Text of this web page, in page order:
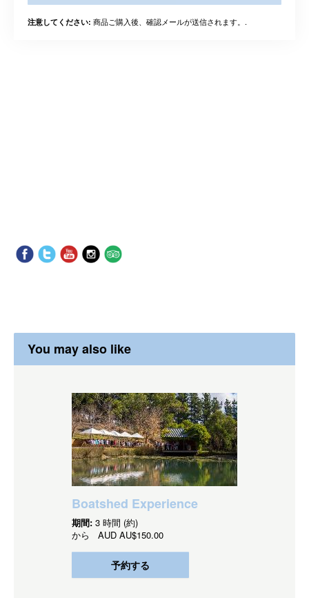
注意してください: 商品ご購入後、確認メールが送信されます。.
You may also like
Boatshed Experience
期間: 3 時間 (約)
から AUD AU$150.00
予約する